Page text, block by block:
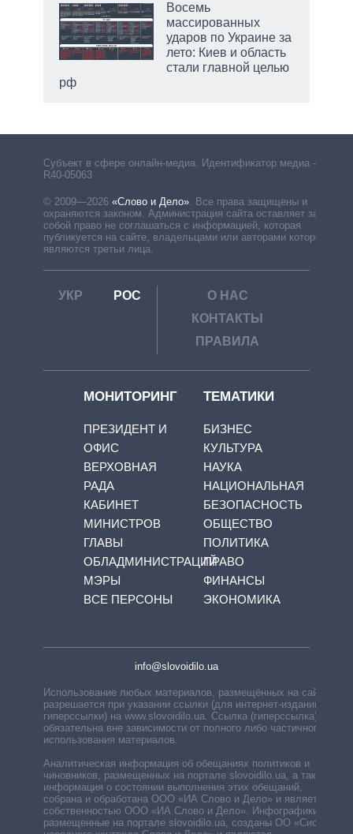
Восемь
массированных
ударов по Украине за
лето: Киев и область
стали главной целью
рф
Субъект в сфере онлайн-медиа. Идентификатор медиа –
R40-05063
© 2009—2026 «Слово и Дело». Все права защищены и
охраняются законом. Администрация сайта оставляет за
собой право не соглашаться с информацией, которая
публикуется на сайте, владельцами или авторами которой
являются третьи лица.
УКР РОС
О НАС
КОНТАКТЫ
ПРАВИЛА
МОНИТОРИНГ
ПРЕЗИДЕНТ И
ОФИС
ВЕРХОВНАЯ
РАДА
КАБИНЕТ
МИНИСТРОВ
ГЛАВЫ
ОБЛАДМИНИСТРАЦИЙ
МЭРЫ
ВСЕ ПЕРСОНЫ
ТЕМАТИКИ
БИЗНЕС
КУЛЬТУРА
НАУКА
НАЦИОНАЛЬНАЯ
БЕЗОПАСНОСТЬ
ОБЩЕСТВО
ПОЛИТИКА
ПРАВО
ФИНАНСЫ
ЭКОНОМИКА
info@slovoidilo.ua
Использование любых материалов, размещённых на сайте,
разрешается при указании ссылки (для интернет-изданий —
гиперссылки) на www.slovoidilo.ua. Ссылка (гиперссылка)
обязательна вне зависимости от полного либо частичного
использования материалов.
Аналитическая информация об обещаниях политиков и
чиновников, размещенных на портале slovoidilo.ua, а также
информация о состоянии выполнения этих обещаний,
собрана и обработана ООО «ИА Слово и Дело» и является
собственностью ООО «ИА Слово и Дело». Инфографики,
размещенные на портале slovoidilo.ua, созданы ОО «Система